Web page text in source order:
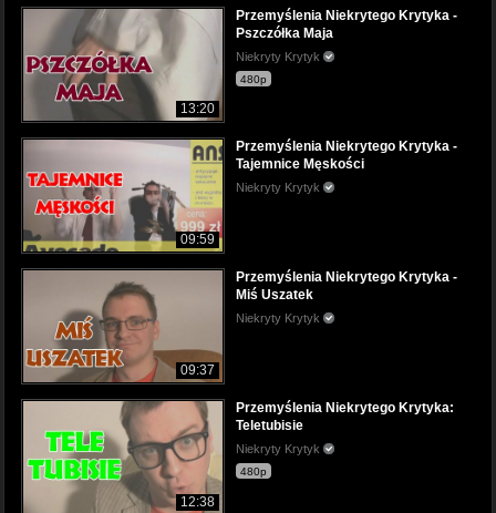
13:20
Przemyślenia Niekrytego Krytyka -
Pszczółka Maja
Niekryty Krytyk
480p
09:59
Przemyślenia Niekrytego Krytyka -
Tajemnice Męskości
Niekryty Krytyk
09:37
Przemyślenia Niekrytego Krytyka -
Miś Uszatek
Niekryty Krytyk
12:38
Przemyślenia Niekrytego Krytyka:
Teletubisie
Niekryty Krytyk
480p